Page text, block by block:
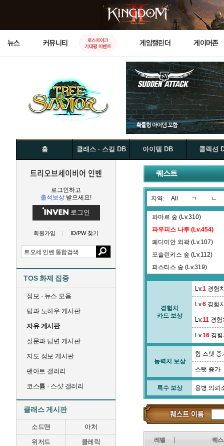
뉴스 커뮤니티
로스트아크
기대평 이벤트
게임캘린더 게이머존
홈 클래스 · 스킬 DB 아이템 DB 콜렉션
트리오브세이비어 인벤
로그인하고
출석보상 받으세요!
로그인
회원가입 ID/PW 찾기
TOS 화제 집중
정보 · 뉴스 모음
팁과 노하우 게시판
자유 게시판
질문과 답변 게시판
지도 정보 게시판
팬아트 갤러리
코스튬 · 스샷 갤러리
클래스 게시판
소드맨
아처
위저드
클레릭
퀘스트
지역: All ㄱ ㄴ
파마르 숲 (Lv.310)
파우피스 나루 (Lv.454)
페디미안 외곽 (Lv.107)
포슬린키스 숲 (Lv.112)
피스티스 숲 (Lv.319)
경험치
카드 보상
Lv.1 경험
Lv.6 경험
Lv.11 경험
Lv.16 경
능력치 보상
힘 스탯 증
스탯 증가
특수 보상 용병 의뢰
레벨 퀘스